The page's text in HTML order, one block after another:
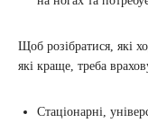
Щоб розібратися, які
які краще, треба
Стаціонарні,